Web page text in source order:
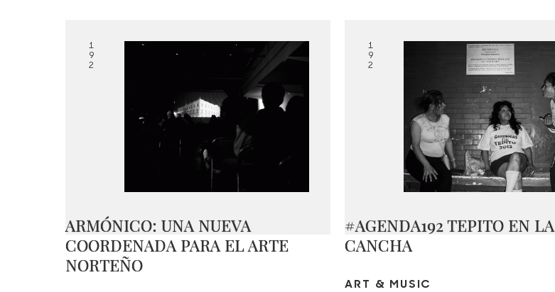
1
9
2
ARMÓNICO: UNA NUEVA
COORDENADA PARA EL ARTE
NORTEÑO
1
9
2
#AGENDA192 TEPITO EN LA
CANCHA
ART & MUSIC